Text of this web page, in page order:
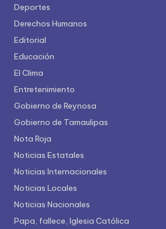
Deportes
Derechos Humanos
Editorial
Educación
El Clima
Entretenimiento
Gobierno de Reynosa
Gobierno de Tamaulipas
Nota Roja
Noticias Estatales
Noticias Internacionales
Noticias Locales
Noticias Nacionales
Papa, fallece, Iglesia Católica